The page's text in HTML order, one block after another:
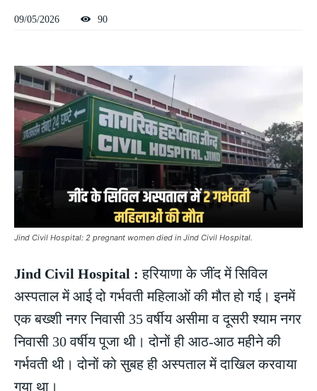
09/05/2026 90
Jind Civil Hospital: 2 pregnant women died in Jind Civil Hospital.
Jind Civil Hospital : हरियाणा के जींद में सिविल
अस्पताल में आई दो गर्भवती महिलाओं की मौत हो गई। इनमें
एक बख्शी नगर निवासी 35 वर्षीय असीमा व दूसरी श्याम नगर
निवासी 30 वर्षीय पूजा थी। दोनों ही आठ-आठ महीने की
गर्भवती थी। दोनों को सुबह ही अस्पताल में दाखिल करवाया
गया था।